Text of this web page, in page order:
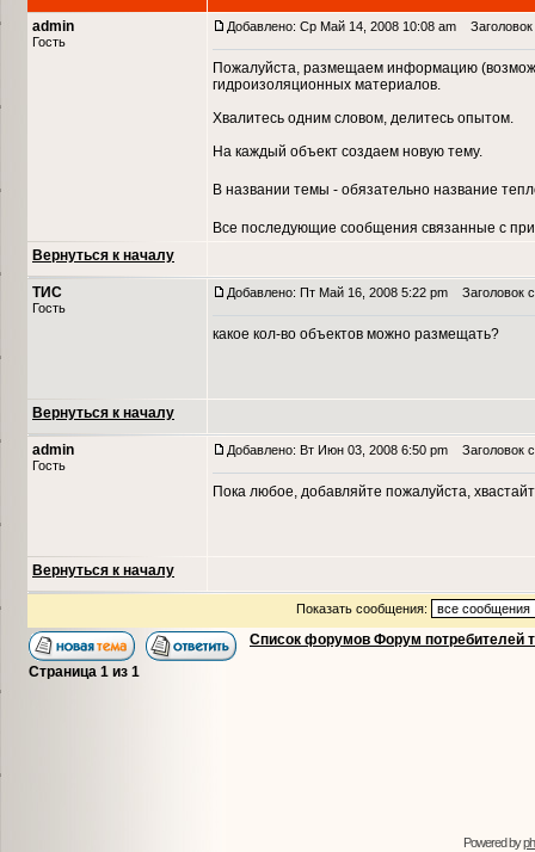
admin
Гость
Добавлено: Ср Май 14, 2008 10:08 am
Пожалуйста, размещаем информацию
гидроизоляционных материалов.
Хвалитесь одним словом, делитесь опытом.
На каждый объект создаем новую тему.
В названии темы - обязательно название
Все последующие сообщения связанные с
Вернуться к началу
ТИС
Гость
Добавлено: Пт Май 16, 2008 5:22 pm Заголовок
какое кол-во объектов можно размещать?
Вернуться к началу
admin
Гость
Добавлено: Вт Июн 03, 2008 6:50 pm Заголовок
Пока любое, добавляйте пожалуйста,
Вернуться к началу
Показать сообщения:
Список форумов Форум потребителей
Страница 1 из 1
Powered by